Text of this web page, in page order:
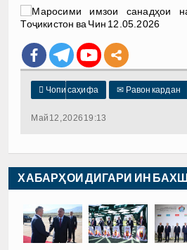
 Чопи саҳифа ✉ Равон кардан
Май 12, 2026 19:13
ХАБАРҲОИ ДИГАРИ ИН БАХШ